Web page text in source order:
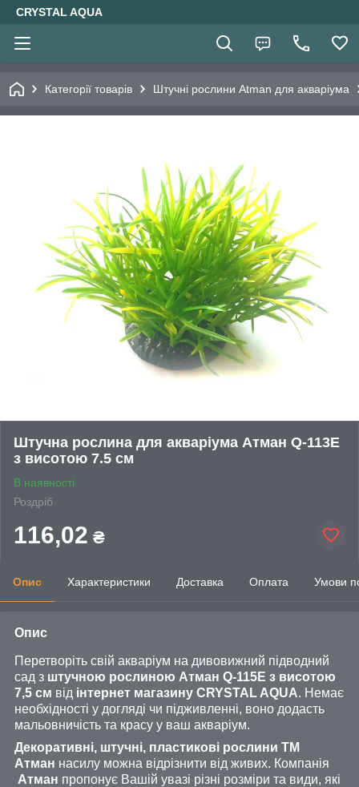
CRYSTAL AQUA
Категорії товарів Штучні рослини Atman для акваріума
Штучна рослина для акваріума Атман Q-113E
з висотою 7.5 см
В наявності
Роздріб
116,02 ₴
Опис Характеристики Доставка Оплата Умови
Опис
Перетворіть свій акваріум на дивовижний підводний
сад з штучною рослиною Атман Q-115E з висотою
7,5 см від інтернет магазину CRYSTAL AQUA. Немає
необхідності у догляді чи підживленні, воно додасть
мальовничість та красу у ваш акваріум.
Декоративні, штучні, пластикові рослини ТМ
Атман насилу можна відрізнити від живих. Компанія
Атман пропонує Вашій увазі різні розміри та види, які